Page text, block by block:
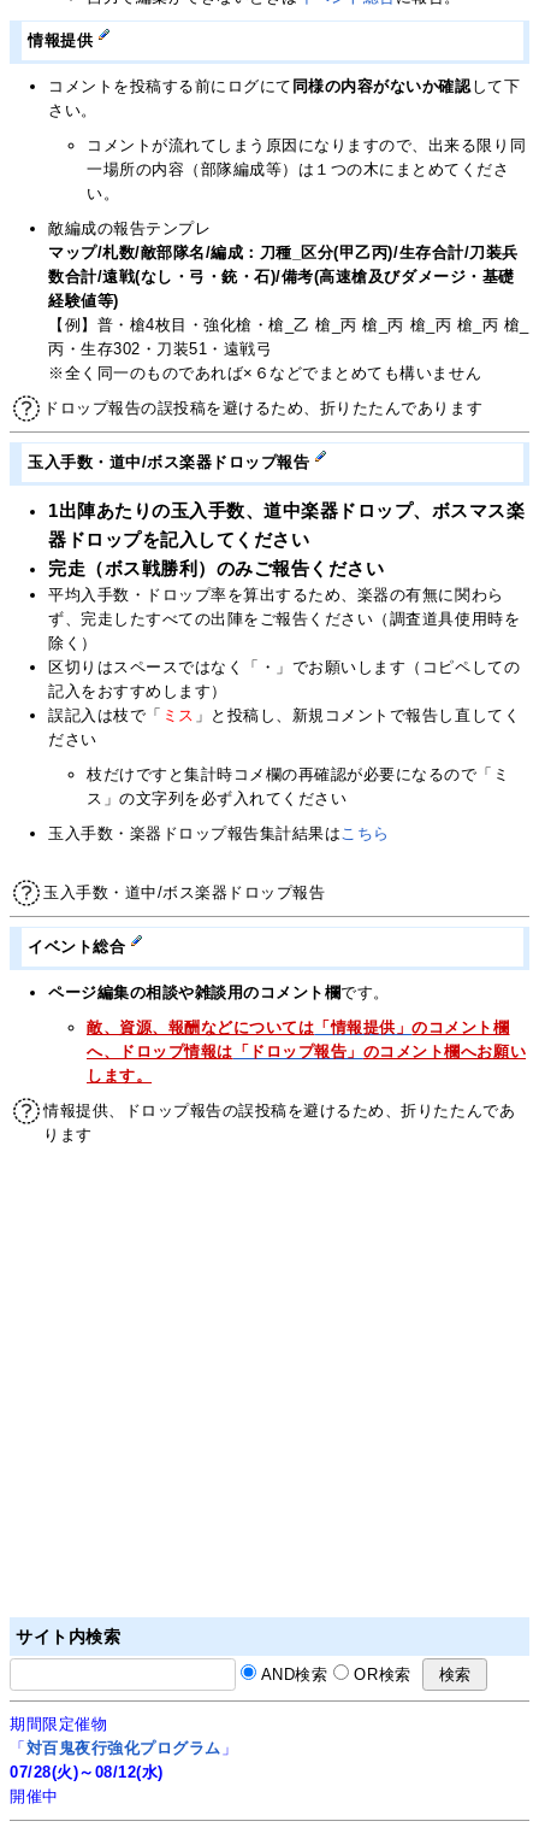
情報提供
コメントを投稿する前にログにて 同様の内容がないか確認 して下
さい。
コメントが流れてしまう原因になりますので、出来る限り同
一場所の内容（部隊編成等）は１つの木にまとめてくださ
い。
敵編成の報告テンプレ
マップ/札数/敵部隊名/編成：刀種_区分(甲乙丙)/生存合計/刀装兵
数合計/遠戦(なし・弓・銃・石)/備考(高速槍及びダメージ・基礎
経験値等)
【例】普・槍4枚目・強化槍・槍_乙 槍_丙 槍_丙 槍_丙 槍_丙 槍_
丙・生存302・刀装51・遠戦弓
※全く同一のものであれば×６などでまとめても構いません
ドロップ報告の誤投稿を避けるため、折りたたんであります
玉入手数・道中/ボス楽器ドロップ報告
1出陣あたりの玉入手数、道中楽器ドロップ、ボスマス楽
器ドロップを記入してください
完走（ボス戦勝利）のみご報告ください
平均入手数・ドロップ率を算出するため、楽器の有無に関わら
ず、完走したすべての出陣をご報告ください（調査道具使用時を
除く）
区切りはスペースではなく「・」でお願いします（コピペしての
記入をおすすめします）
誤記入は枝で「 ミス 」と投稿し、新規コメントで報告し直してく
ださい
枝だけですと集計時コメ欄の再確認が必要になるので「ミ
ス」の文字列を必ず入れてください
玉入手数・楽器ドロップ報告集計結果は こちら
玉入手数・道中/ボス楽器ドロップ報告
イベント総合
ページ編集の相談や雑談用のコメント欄です。
敵、資源、報酬などについては 「情報提供」のコメント欄
へ、ドロップ情報は 「ドロップ報告」 のコメント欄へお願い
します。
情報提供、ドロップ報告の誤投稿を避けるため、折りたたんであ
ります
サイト内検索
AND検索 OR検索
期間限定催物
「 対百鬼夜行強化プログラム 」
07/28(火)～08/12(水)
開催中